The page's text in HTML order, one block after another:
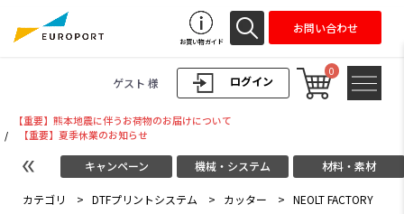
ログイン
ゲスト 様
0
お買い物ガイド
お問い合わせ
【重要】熊本地震に伴うお荷物のお届けについて
/
【重要】夏季休業のお知らせ
キャンペーン 機械・システム 材料・素材
カテゴリ > DTFプリントシステム > カッター > NEOLT FACTORY